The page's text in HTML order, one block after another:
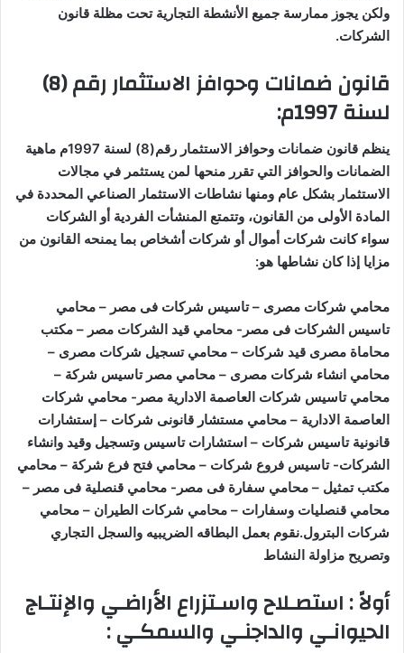
ولكن يجوز ممارسة جميع الأنشطة التجارية تحت مظلة قانون
الشركات.
قانون ضمانات وحوافز الاستثمار رقم (8)
لسنة 1997م :
ينظم قانون ضمانات وحوافز الاستثمار رقم(8) لسنة 1997م ماهية
الضمانات والحوافز التي تقرر منحها لمن يستثمر في مجالات
الاستثمار بشكل عام ومنها نشاطات الاستثمار الصناعي المحددة في
المادة الأولى من القانون، وتتمتع المنشأت الفردية أو الشركات
سواء كانت شركات أموال أو شركات أشخاص بما يمنحه القانون من
مزايا إذا كان نشاطها هو:
محامي شركات مصرى – تاسيس شركات فى مصر – محامي
تاسيس الشركات فى مصر- محامي قيد الشركات مصر – مكتب
محاماة مصرى قيد شركات – محامي تسجيل شركات مصرى –
محامي انشاء شركات مصرى – محامي مصر تاسيس شركة –
محامي تاسيس شركات العاصمة الادارية مصر- محامي شركات
العاصمة الادارية – محامي مستشار قانونى شركات – إستشارات
قانونية تاسيس شركات – استشارات تاسيس وتسجيل وقيد وانشاء
الشركات- تاسيس فروع شركات – محامي فتح فرع شركة – محامي
مكتب تمثيل – محامي سفارة فى مصر- محامي قنصلية فى مصر –
محامي قنصليات وسفارات – محامي شركات الطيران – محامي
شركات البترول.نقوم بعمل البطاقه الضريبيه والسجل التجاري
وتصريح مزاولة النشاط
أولاً : استصـلاح واسـتزراع الأراضـي والإنتـاج
الحيوانـي والداجنـي والسمكـي: